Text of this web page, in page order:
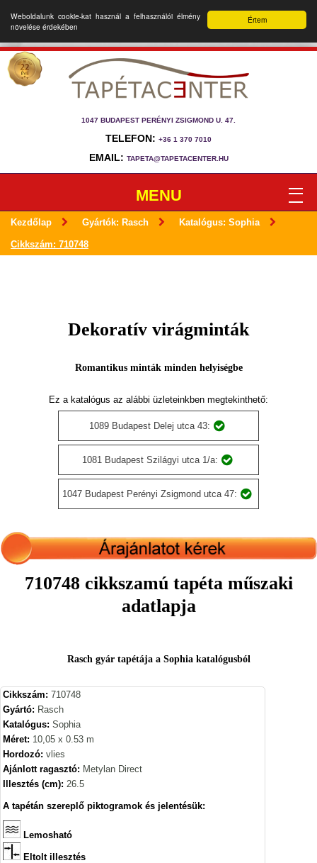
Értem
Weboldalunk cookie-kat használ a felhasználói élmény
növelése érdekében
1047 BUDAPEST PERÉNYI ZSIGMOND U. 47.
TELEFON: +36 1 370 7010
EMAIL: TAPETA@TAPETACENTER.HU
MENU
Kezdőlap Gyártók: Rasch Katalógus: Sophia
Cikkszám: 710748
Dekoratív virágminták
Romantikus minták minden helyiségbe
Ez a katalógus az alábbi üzleteinkben megtekinthető:
1089 Budapest Delej utca 43:
1081 Budapest Szilágyi utca 1/a:
1047 Budapest Perényi Zsigmond utca 47:
710748 cikkszamú tapéta műszaki
adatlapja
Rasch gyár tapétája a Sophia katalógusból
Cikkszám: 710748
Gyártó: Rasch
Katalógus: Sophia
Méret: 10,05 x 0.53 m
Hordozó: vlies
Ajánlott ragasztó: Metylan Direct
Illesztés (cm): 26.5
A tapétán szereplő piktogramok és jelentésük:
Lemosható
Eltolt illesztés